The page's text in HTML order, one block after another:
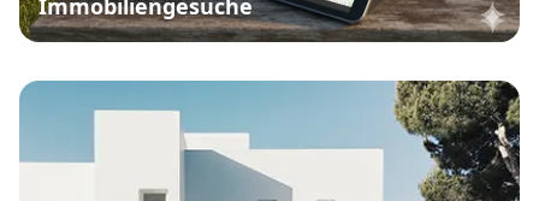
Immobiliengesuche